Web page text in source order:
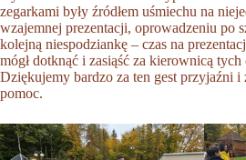
zegarkami były źródłem uśmiechu na
wzajemnej prezentacji, oprowadzeniu po
kolejną niespodziankę – czas na
mógł dotknąć i zasiąść za kierownicą
Dziękujemy bardzo za ten gest przyjaźni i
pomoc.